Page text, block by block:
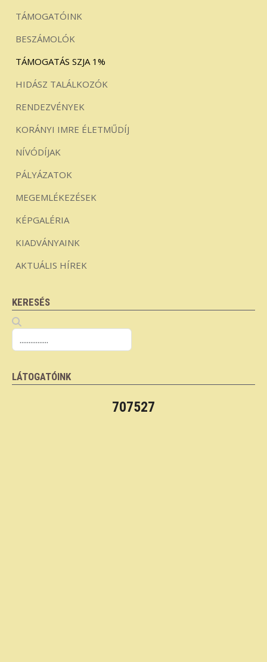
TÁMOGATÓINK
BESZÁMOLÓK
TÁMOGATÁS SZJA 1%
HIDÁSZ TALÁLKOZÓK
RENDEZVÉNYEK
KORÁNYI IMRE ÉLETMŰDÍJ
NÍVÓDÍJAK
PÁLYÁZATOK
MEGEMLÉKEZÉSEK
KÉPGALÉRIA
KIADVÁNYAINK
AKTUÁLIS HÍREK
KERESÉS
LÁTOGATÓINK
707527